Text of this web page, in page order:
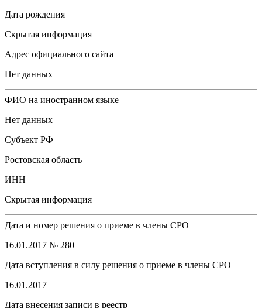
Дата рождения
Скрытая информация
Адрес официального сайта
Нет данных
ФИО на иностранном языке
Нет данных
Субъект РФ
Ростовская область
ИНН
Скрытая информация
Дата и номер решения о приеме в члены СРО
16.01.2017 № 280
Дата вступления в силу решения о приеме в члены СРО
16.01.2017
Дата внесения записи в реестр